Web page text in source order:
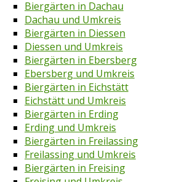
Biergärten in Dachau
Dachau und Umkreis
Biergärten in Diessen
Diessen und Umkreis
Biergärten in Ebersberg
Ebersberg und Umkreis
Biergärten in Eichstätt
Eichstätt und Umkreis
Biergärten in Erding
Erding und Umkreis
Biergärten in Freilassing
Freilassing und Umkreis
Biergärten in Freising